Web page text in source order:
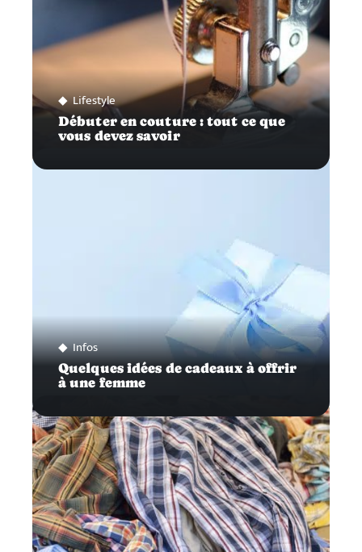
Lifestyle
Débuter en couture : tout ce que
vous devez savoir
Infos
Quelques idées de cadeaux à offrir
à une femme